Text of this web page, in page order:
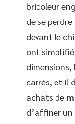
bricoleur
de se
devant le
ont simplifié
carrés, et il
achats de
d’affiner un